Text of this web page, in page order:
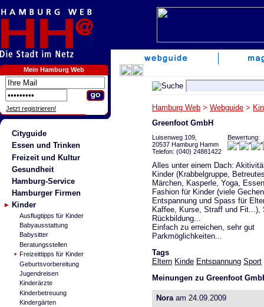
Mein Hamburg Web
Jetzt registrieren!
Cityguide
Essen und Trinken
Freizeit und Kultur
Gesundheit
Hamburg-Service
Hamburger Firmen
Kinder
Ausflugtipps für Kinder
Babyausstattung
Babysitter
Beratungsstellen
Freizeittipps für Kinder
Geburtsvorbereitung
Jugendreisen
Kinderärzte
Kinderbetreuung
Kindergärten
Hamburg Web > Webguide >
Greenfoot GmbH
Luisenweg 109,
20537 Hamburg Hamm
Telefon: (040) 24881422
Bewertung:
Alles unter einem Dach:
Kinder (Krabbelgruppe,
Märchen, Kasperle, Yoga,
Fashion für Kinder (viele
Entspannung und Spass für
Kaffee, Kurse, Straff und Fit...),
Rückbildung...
Einfach zu erreichen, sehr gut
Parkmöglichkeiten...
Tags
Eltern Kinde Entspannung Sport
Meinungen zu Greenfoot
Noraam 24.09.2009